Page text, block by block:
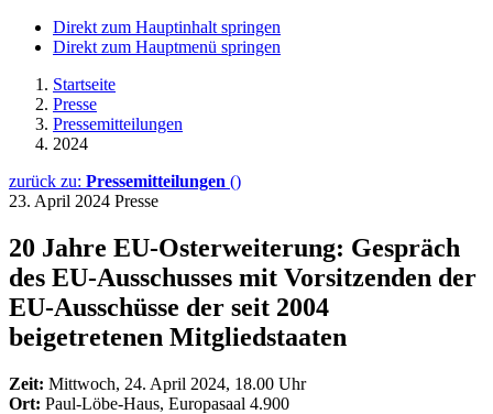
Direkt zum Hauptinhalt springen
Direkt zum Hauptmenü springen
Startseite
Presse
Pressemitteilungen
2024
zurück zu: Pressemitteilungen ()
23. April 2024 Presse
20 Jahre EU-Osterweiterung: Gespräch
des EU-Ausschusses mit Vorsitzenden der
EU-Ausschüsse der seit 2004
beigetretenen Mitgliedstaaten
Zeit: Mittwoch, 24. April 2024, 18.00 Uhr
Ort: Paul-Löbe-Haus, Europasaal 4.900